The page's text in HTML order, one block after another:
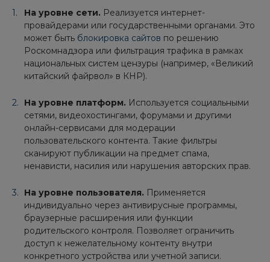
На уровне сети. Реализуется интернет-
провайдерами или государственными органами. Это
может быть блокировка сайтов по решению
Роскомнадзора или фильтрация трафика в рамках
национальных систем цензуры (например, «Великий
китайский файрвол» в КНР).
На уровне платформ. Используется социальными
сетями, видеохостингами, форумами и другими
онлайн-сервисами для модерации
пользовательского контента. Такие фильтры
сканируют публикации на предмет спама,
ненависти, насилия или нарушения авторских прав.
На уровне пользователя. Применяется
индивидуально через антивирусные программы,
браузерные расширения или функции
родительского контроля. Позволяет ограничить
доступ к нежелательному контенту внутри
конкретного устройства или учетной записи.